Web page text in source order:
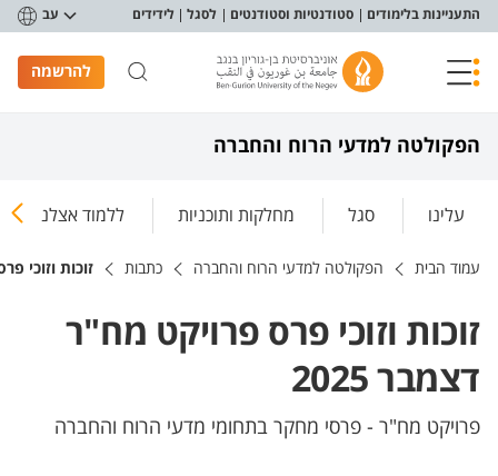
תפריט נגישות
התעניינות בלימודים סטודנטיות וסטודנטים לסגל לידידים עב
להרשמה
הפקולטה למדעי הרוח והחברה
עלינו סגל מחלקות ותוכניות ללמוד אצלנו
עמוד הבית הפקולטה למדעי הרוח והחברה כתבות זוכות וזוכי
זוכות וזוכי פרס פרויקט מח"ר
דצמבר 2025
פרויקט מח"ר - פרסי מחקר בתחומי מדעי הרוח והחברה